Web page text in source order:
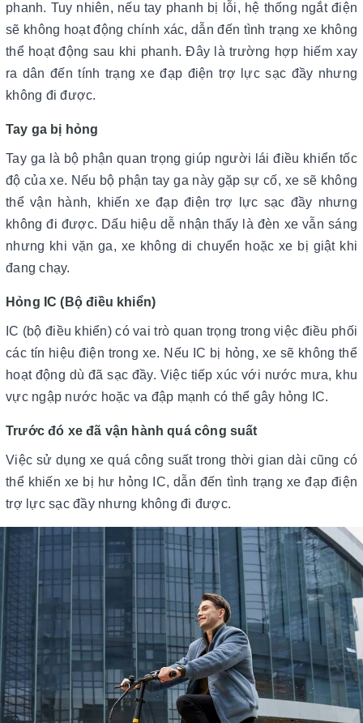
phanh. Tuy nhiên, nếu tay phanh bị lỗi, hệ thống ngắt điện
sẽ không hoạt động chính xác, dẫn đến tình trạng xe không
thể hoạt động sau khi phanh. Đây là trường hợp hiếm xay
ra dân đến tính trạng xe đạp điện trợ lực sạc đầy nhưng
không đi được.
Tay ga bị hỏng
Tay ga là bộ phận quan trọng giúp người lái điều khiển tốc
độ của xe. Nếu bộ phận tay ga này gặp sự cố, xe sẽ không
thể vận hành, khiến xe đạp điện trợ lực sạc đầy nhưng
không đi được. Dấu hiệu dễ nhận thấy là đèn xe vẫn sáng
nhưng khi vặn ga, xe không di chuyển hoặc xe bị giật khi
đang chạy.
Hỏng IC (Bộ điều khiển)
IC (bộ điều khiển) có vai trò quan trọng trong việc điều phối
các tín hiệu điện trong xe. Nếu IC bị hỏng, xe sẽ không thể
hoạt động dù đã sạc đầy. Việc tiếp xúc với nước mưa, khu
vực ngập nước hoặc va đập mạnh có thể gây hỏng IC.
Trước đó xe đã vận hành quá công suất
Việc sử dụng xe quá công suất trong thời gian dài cũng có
thể khiến xe bị hư hỏng IC, dẫn đến tình trạng xe đạp điện
trợ lực sạc đầy nhưng không đi được.